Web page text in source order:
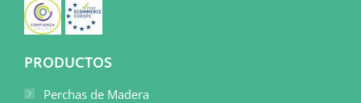
PRODUCTOS
Perchas de Madera